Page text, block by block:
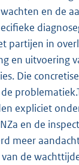
en de
partijen in
en uitvoering
Die
expliciet
en de
meer
de